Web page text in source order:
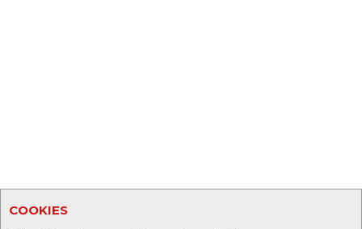
COOKIES